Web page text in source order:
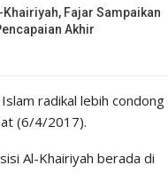
Fajar Sampaikan
Akhir
radikal lebih condong
(6/4/2017).
Al-Khairiyah berada di